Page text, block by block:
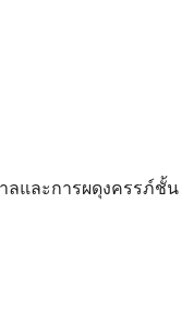
ลและการผดุงครรภ์ชั้น